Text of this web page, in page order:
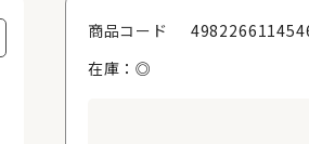
商品コード
在庫：◎